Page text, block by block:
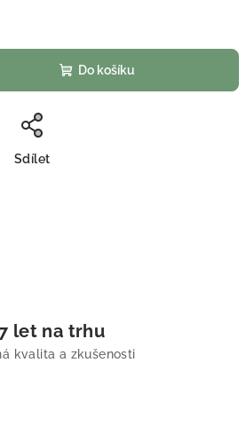
Do košíku
Sdílet
let na trhu
kvalita a zkušenosti